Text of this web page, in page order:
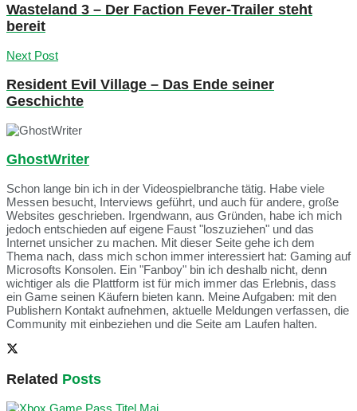
Wasteland 3 – Der Faction Fever-Trailer steht
bereit
Next Post
Resident Evil Village – Das Ende seiner
Geschichte
GhostWriter
Schon lange bin ich in der Videospielbranche tätig. Habe viele
Messen besucht, Interviews geführt, und auch für andere, große
Websites geschrieben. Irgendwann, aus Gründen, habe ich mich
jedoch entschieden auf eigene Faust "loszuziehen" und das
Internet unsicher zu machen. Mit dieser Seite gehe ich dem
Thema nach, dass mich schon immer interessiert hat: Gaming auf
Microsofts Konsolen. Ein "Fanboy" bin ich deshalb nicht, denn
wichtiger als die Plattform ist für mich immer das Erlebnis, dass
ein Game seinen Käufern bieten kann. Meine Aufgaben: mit den
Publishern Kontakt aufnehmen, aktuelle Meldungen verfassen, die
Community mit einbeziehen und die Seite am Laufen halten.
Related Posts